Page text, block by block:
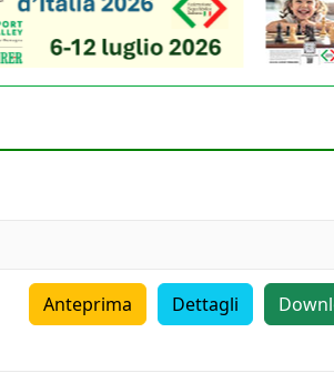
Dettagli
Anteprima